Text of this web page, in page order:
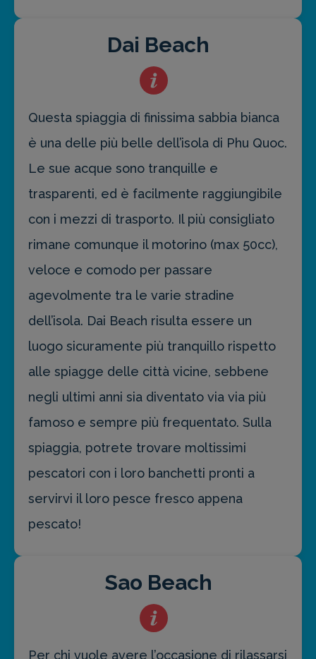
Dai Beach
Questa spiaggia di finissima sabbia bianca
è una delle più belle dell’isola di Phu Quoc.
Le sue acque sono tranquille e
trasparenti, ed è facilmente raggiungibile
con i mezzi di trasporto. Il più consigliato
rimane comunque il motorino (max 50cc),
veloce e comodo per passare
agevolmente tra le varie stradine
dell’isola. Dai Beach risulta essere un
luogo sicuramente più tranquillo rispetto
alle spiagge delle città vicine, sebbene
negli ultimi anni sia diventato via via più
famoso e sempre più frequentato. Sulla
spiaggia, potrete trovare moltissimi
pescatori con i loro banchetti pronti a
servirvi il loro pesce fresco appena
pescato!
Sao Beach
Per chi vuole avere l’occasione di rilassarsi